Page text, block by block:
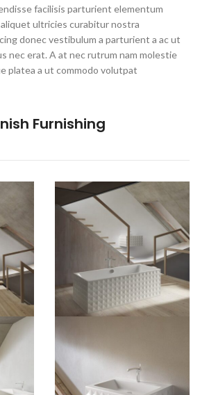
facilisis parturient elementum
ultricies curabitur nostra
donec vestibulum a parturient a ac ut
nec erat. A at nec rutrum nam molestie
platea a ut commodo volutpat
Furnishing